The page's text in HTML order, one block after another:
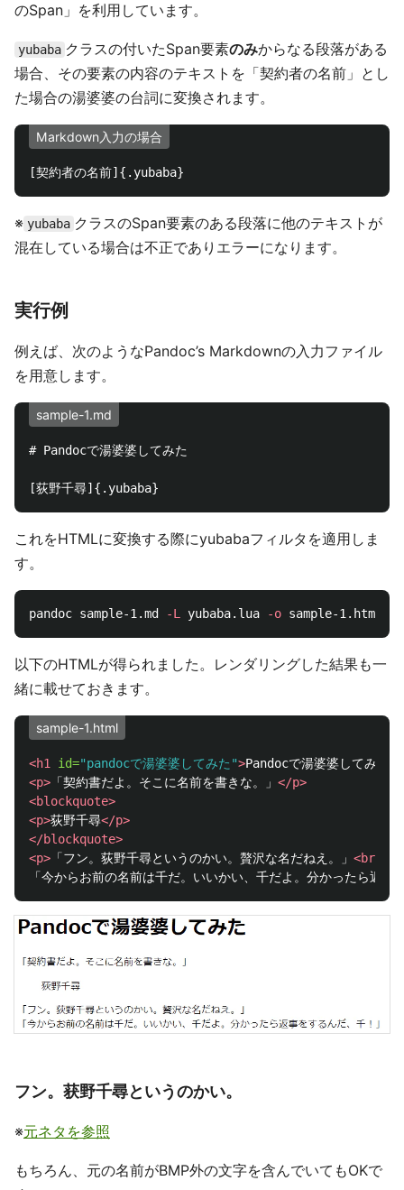
のSpan」を利用しています。
yubaba クラスの付いたSpan要素のみからなる段落がある
場合、その要素の内容のテキストを「契約者の名前」とし
た場合の湯婆婆の台詞に変換されます。
Markdown入力の場合
※ yubaba クラスのSpan要素のある段落に他のテキストが
混在している場合は不正でありエラーになります。
実行例
例えば、次のようなPandoc’s Markdownの入力ファイル
を用意します。
sample-1.md
# Pandocで湯婆婆してみた
これをHTMLに変換する際にyubabaフィルタを適用しま
す。
pandoc sample-1.md -L yubaba.lua -o
以下のHTMLが得られました。レンダリングした結果も一
緒に載せておきます。
sample-1.html
<h1 id="pandocで湯婆婆してみた">Pandocで湯婆婆してみた
<p> 「契約書だよ。そこに名前を書きな。」 </p>
<blockquote>
<p>荻野千尋</p>
</blockquote>
<p> 「フン。荻野千尋というのかい。贅沢な名だねえ。」 <br
「今からお前の名前は千だ。いいかい、千だよ。分かったら返事
フン。获野千尋というのかい。
※元ネタを参照
もちろん、元の名前がBMP外の文字を含んでいてもOKで